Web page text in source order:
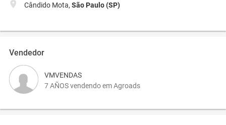
Cândido Mota, São Paulo (SP)
Vendedor
VMVENDAS
7 AÑOS vendendo em Agroads